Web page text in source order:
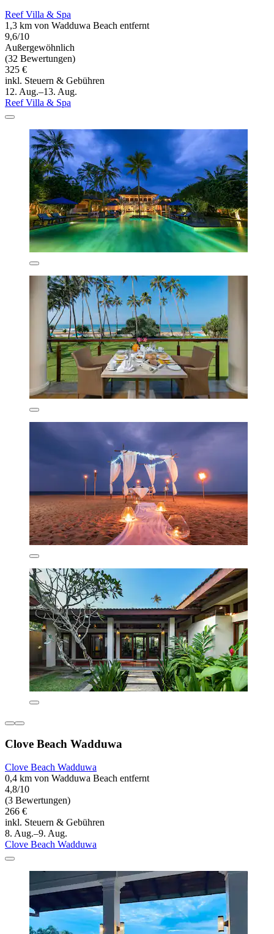
Reef Villa & Spa
1,3 km von Wadduwa Beach entfernt
9,6/10
Außergewöhnlich
(32 Bewertungen)
325 €
inkl. Steuern & Gebühren
12. Aug.–13. Aug.
Reef Villa & Spa
Clove Beach Wadduwa
Clove Beach Wadduwa
0,4 km von Wadduwa Beach entfernt
4,8/10
(3 Bewertungen)
266 €
inkl. Steuern & Gebühren
8. Aug.–9. Aug.
Clove Beach Wadduwa